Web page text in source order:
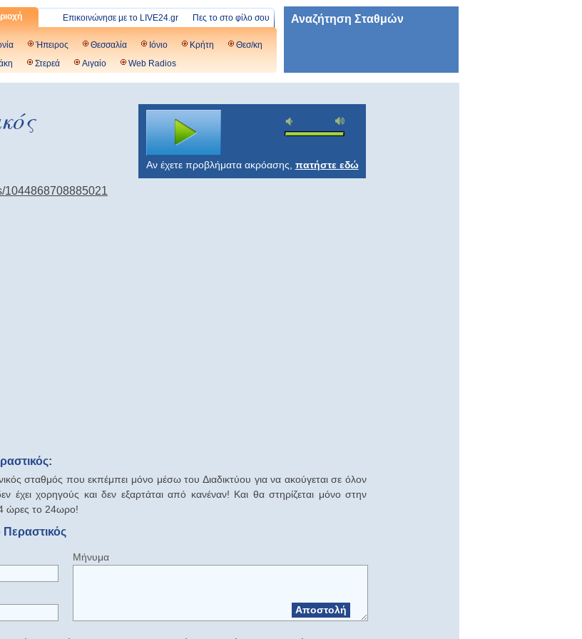
Πες το στο φίλο σου
Επικοινώνησε με το LIVE24.gr
Ήπειρος Θεσσαλία Ιόνιο Κρήτη
Θεσ/κη
Στερεά Αιγαίο Web Radios
Αναζήτηση Σταθμών
1044868708885021
Αν έχετε προβλήματα ακρόασης, πατήστε εδώ
σταθμός που εκπέμπει μόνο μέσω του Διαδικτύου για να ακούγεται σε όλον
έχει χορηγούς και δεν εξαρτάται από κανέναν! Και θα στηρίζεται μόνο στην
ώρες το 24ωρο!
Περαστικός
Μήνυμα
Αποστολή